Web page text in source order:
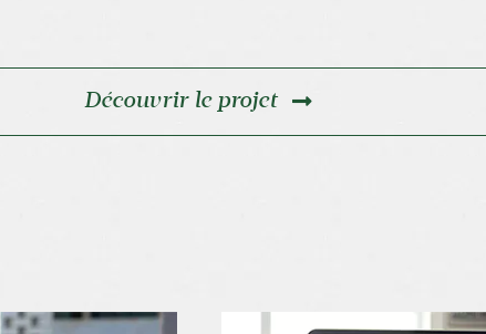
Découvrir le projet